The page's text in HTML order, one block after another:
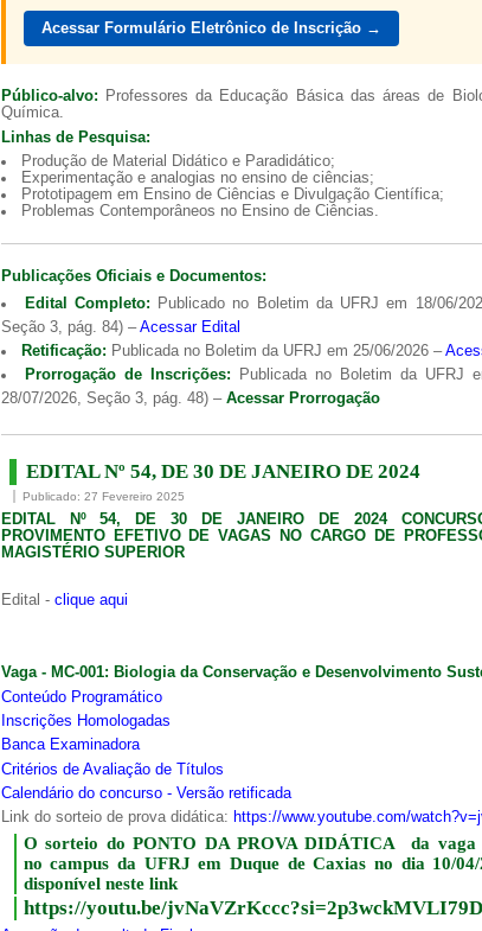
Acessar Formulário Eletrônico de Inscrição →
Público-alvo: Professores da Educação Básica das áreas de
Química.
Linhas de Pesquisa:
Produção de Material Didático e Paradidático;
Experimentação e analogias no ensino de ciências;
Prototipagem em Ensino de Ciências e Divulgação Científica;
Problemas Contemporâneos no Ensino de Ciências.
Publicações Oficiais e Documentos:
Edital Completo: Publicado no Boletim da UFRJ em 18/06/
Seção 3, pág. 84) –Acessar Edital
Retificação: Publicada no Boletim da UFRJ em 25/06/2026 –
Prorrogação de Inscrições: Publicada no Boletim da UFRJ
28/07/2026, Seção 3, pág. 48) – Acessar Prorrogação
EDITAL Nº 54, DE 30 DE JANEIRO DE 2024
Publicado: 27 Fevereiro 2025
EDITAL Nº 54, DE 30 DE JANEIRO DE 2024
PROVIMENTO EFETIVO DE VAGAS NO CARGO DE
MAGISTÉRIO SUPERIOR
Edital - clique aqui
Vaga - MC-001: Biologia da Conservação e Desenvolvimento
Conteúdo Programático
Inscrições Homologadas
Banca Examinadora
Critérios de Avaliação de Títulos
Calendário do concurso - Versão retificada
Link do sorteio de prova didática: https://www.youtube.com/
O sorteio do PONTO DA PROVA DIDÁTICA da
no campus da UFRJ em Duque de Caxias no dia 10/
disponível neste link
https://youtu.be/